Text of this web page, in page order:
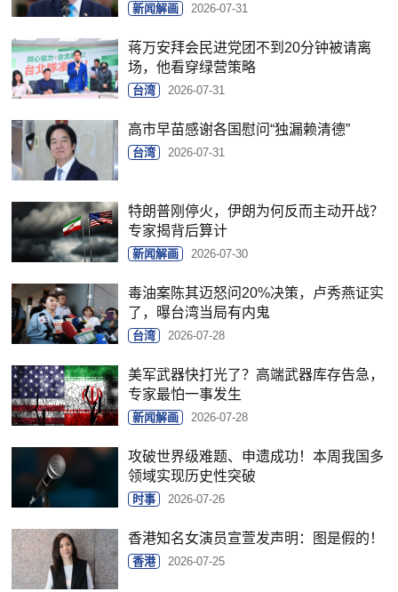
新闻解画 2026-07-31
蒋万安拜会民进党团不到20分钟被请离
场，他看穿绿营策略
台湾 2026-07-31
高市早苗感谢各国慰问“独漏赖清德”
台湾 2026-07-31
特朗普刚停火，伊朗为何反而主动开战？
专家揭背后算计
新闻解画 2026-07-30
毒油案陈其迈怒问20%决策，卢秀燕证实
了，曝台湾当局有内鬼
台湾 2026-07-28
美军武器快打光了？高端武器库存告急，
专家最怕一事发生
新闻解画 2026-07-28
攻破世界级难题、申遗成功！本周我国多
领域实现历史性突破
时事 2026-07-26
香港知名女演员宣萱发声明：图是假的！
香港 2026-07-25